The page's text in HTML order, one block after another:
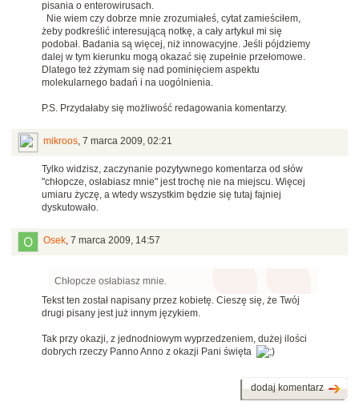
pisania o enterowirusach.
Nie wiem czy dobrze mnie zrozumiałeś, cytat zamieściłem,
żeby podkreślić interesującą notkę, a cały artykuł mi się
podobał. Badania są więcej, niż innowacyjne. Jeśli pójdziemy
dalej w tym kierunku mogą okazać się zupełnie przełomowe.
Dlatego też zżymam się nad pominięciem aspektu
molekularnego badań i na uogólnienia.
P.S. Przydałaby się możliwość redagowania komentarzy.
mikroos 7 marca 2009, 02:21
Tylko widzisz, zaczynanie pozytywnego komentarza od słów
"chłopcze, osłabiasz mnie" jest trochę nie na miejscu. Więcej
umiaru życzę, a wtedy wszystkim będzie się tutaj fajniej
dyskutowało.
Osek 7 marca 2009, 14:57
Chłopcze osłabiasz mnie.
Tekst ten został napisany przez kobietę. Cieszę się, że Twój
drugi pisany jest już innym językiem.
Tak przy okazji, z jednodniowym wyprzedzeniem, dużej ilości
dobrych rzeczy Panno Anno z okazji Pani święta
dodaj komentarz